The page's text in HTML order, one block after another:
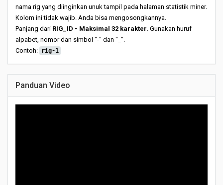
nama rig yang diinginkan unuk tampil pada halaman statistik miner.
Kolom ini tidak wajib. Anda bisa mengosongkannya.
Panjang dari RIG_ID - Maksimal 32 karakter. Gunakan huruf
alpabet, nomor dan simbol "-" dan "_".
Contoh: rig-1
Panduan Video